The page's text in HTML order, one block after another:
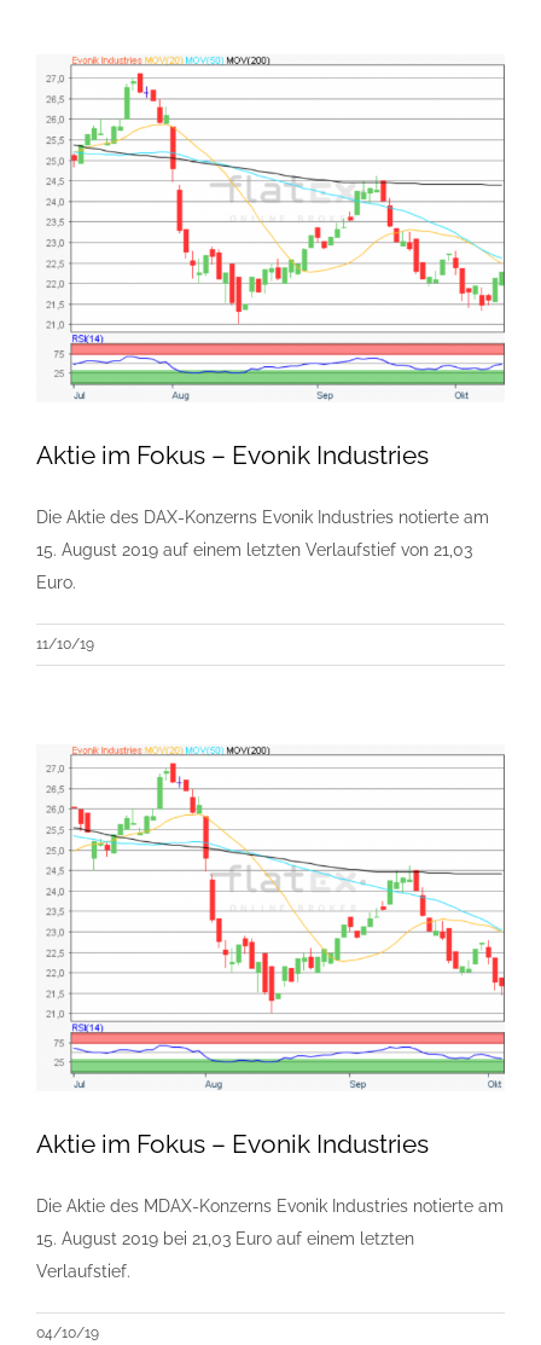
Aktie im Fokus – Evonik Industries
Die Aktie des DAX-Konzerns Evonik Industries notierte am
15. August 2019 auf einem letzten Verlaufstief von 21,03
Euro.
11/10/19
Aktie im Fokus – Evonik Industries
Die Aktie des MDAX-Konzerns Evonik Industries notierte am
15. August 2019 bei 21,03 Euro auf einem letzten
Verlaufstief.
04/10/19